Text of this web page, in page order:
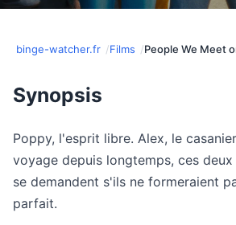
binge-watcher.fr Films People We Meet
Synopsis
Poppy, l'esprit libre. Alex, le
voyage depuis longtemps, ces
se demandent s'ils ne formeraient
parfait.